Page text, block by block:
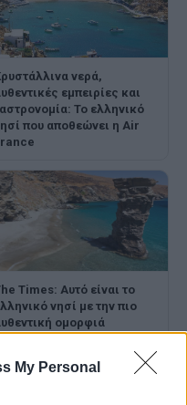
My Personal
νερά,
εμπειρίες και
Το ελληνικό
που αποθεώνει η Air
Times: Αυτό είναι το
νησί με την πιο
ομορφιά